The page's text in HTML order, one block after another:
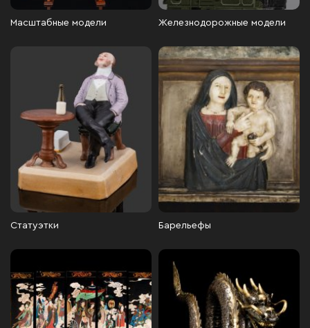
Масштабные модели Железнодорожные модели
Статуэтки Барельефы